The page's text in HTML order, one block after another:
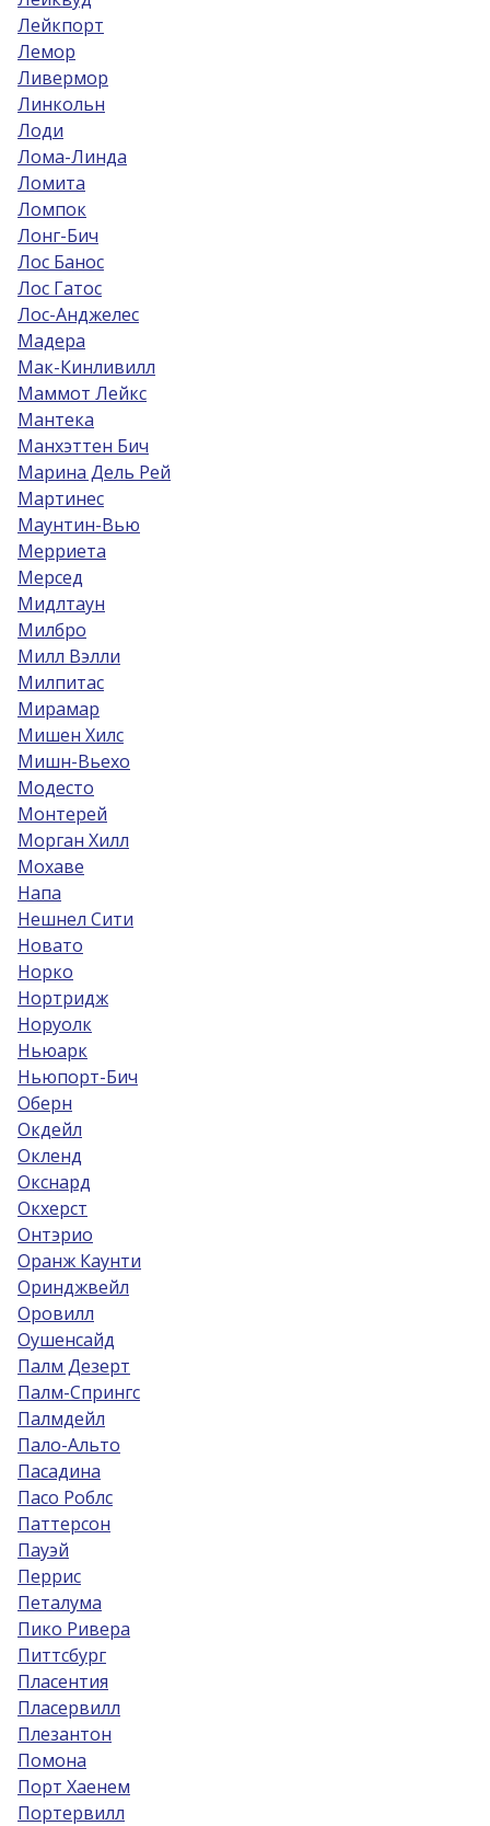
Лейкпорт
Лемор
Ливермор
Линкольн
Лоди
Лома-Линда
Ломита
Ломпок
Лонг-Бич
Лос Банос
Лос Гатос
Лос-Анджелес
Мадера
Мак-Кинливилл
Маммот Лейкс
Мантека
Манхэттен Бич
Марина Дель Рей
Мартинес
Маунтин-Вью
Мерриета
Мерсед
Мидлтаун
Милбро
Милл Вэлли
Милпитас
Мирамар
Мишен Хилс
Мишн-Вьехо
Модесто
Монтерей
Морган Хилл
Мохаве
Напа
Нешнел Сити
Новато
Норко
Нортридж
Норуолк
Ньюарк
Ньюпорт-Бич
Оберн
Окдейл
Окленд
Окснард
Окхерст
Онтэрио
Оранж Каунти
Оринджвейл
Оровилл
Оушенсайд
Палм Дезерт
Палм-Спрингс
Палмдейл
Пало-Альто
Пасадина
Пасо Роблс
Паттерсон
Пауэй
Перрис
Петалума
Пико Ривера
Питтсбург
Пласентия
Пласервилл
Плезантон
Помона
Порт Хаенем
Портервилл